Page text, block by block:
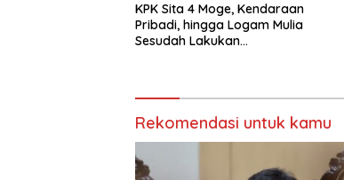
KPK Sita 4 Moge, Kendaraan
Pribadi, hingga Logam Mulia
Sesudah Lakukan
Rekomendasi untuk kamu